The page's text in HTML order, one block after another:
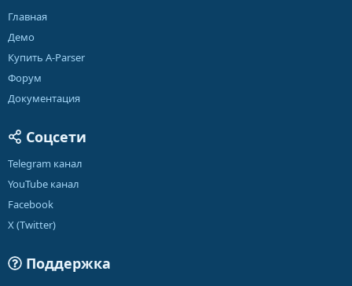
Главная
Демо
Купить A-Parser
Форум
Документация
Соцсети
Telegram канал
YouTube канал
Facebook
X (Twitter)
Поддержка